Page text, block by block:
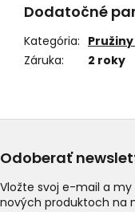
Dodatočné
Kategória:
Záruka: 2 roky
Odoberať
Vložte svoj e-mail a
nových produktoch na